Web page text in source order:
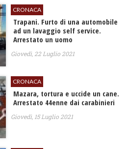
CRONACA
Trapani. Furto di una automobile
ad un lavaggio self service.
Arrestato un uomo
Giovedì, 22 Luglio 2021
CRONACA
Mazara, tortura e uccide un cane.
Arrestato 44enne dai carabinieri
Giovedì, 15 Luglio 2021